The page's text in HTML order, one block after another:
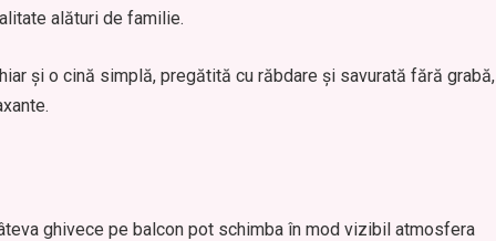
alături de familie.
și o cină simplă, pregătită cu răbdare și savurată fără grabă,
ghivece pe balcon pot schimba în mod vizibil atmosfera